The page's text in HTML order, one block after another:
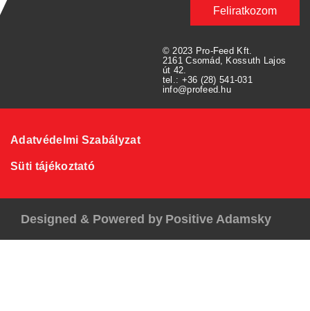
Feliratkozom
© 2023 Pro-Feed Kft.
2161 Csomád, Kossuth Lajos
út 42.
tel.: +36 (28) 541-031
info@profeed.hu
Adatvédelmi Szabályzat
Süti tájékoztató
Designed & Powered by Positive Adamsky